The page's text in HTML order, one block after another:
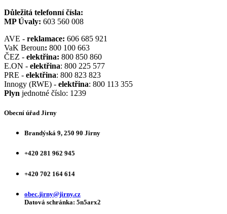
Důležitá telefonní čísla:
MP Úvaly: 603 560 008
AVE - reklamace: 606 685 921
VaK Beroun: 800 100 663
ČEZ - elektřina: 800 850 860
E.ON - elektřina: 800 225 577
PRE - elektřina: 800 823 823
Innogy (RWE) - elektřina: 800 113 355
Plyn jednotné číslo: 1239
Obecní úřad Jirny
Brandýská 9, 250 90 Jirny
+420 281 962 945
+420 702 164 614
obec.jirny@jirny.cz
Datová schránka: 5n5arx2